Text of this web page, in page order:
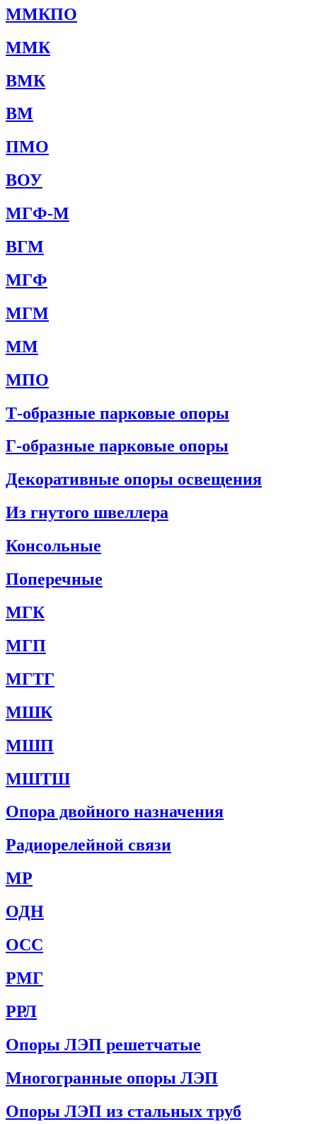
ММКПО
ММК
ВМК
ВМ
ПМО
ВОУ
МГФ-М
ВГМ
МГФ
МГМ
ММ
МПО
Т-образные парковые опоры
Г-образные парковые опоры
Декоративные опоры освещения
Из гнутого швеллера
Консольные
Поперечные
МГК
МГП
МГТГ
МШК
МШП
МШТШ
Опора двойного назначения
Радиорелейной связи
МР
ОДН
ОСС
РМГ
РРЛ
Опоры ЛЭП решетчатые
Многогранные опоры ЛЭП
Опоры ЛЭП из стальных труб